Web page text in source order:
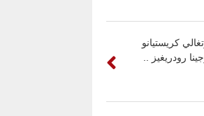
كريستيانو
رودريغيز ..